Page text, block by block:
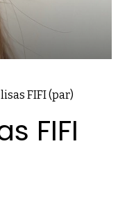
FIFI (par)
FIFI